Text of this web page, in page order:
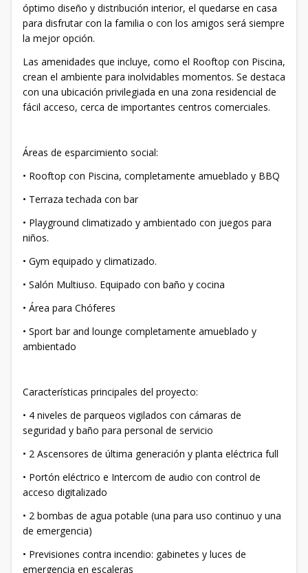
óptimo diseño y distribución interior, el quedarse en casa
para disfrutar con la familia o con los amigos será siempre
la mejor opción.
Las amenidades que incluye, como el Rooftop con Piscina,
crean el ambiente para inolvidables momentos. Se destaca
con una ubicación privilegiada en una zona residencial de
fácil acceso, cerca de importantes centros comerciales.
Áreas de esparcimiento social:
• Rooftop con Piscina, completamente amueblado y BBQ
• Terraza techada con bar
• Playground climatizado y ambientado con juegos para
niños.
• Gym equipado y climatizado.
• Salón Multiuso. Equipado con baño y cocina
• Área para Chóferes
• Sport bar and lounge completamente amueblado y
ambientado
Características principales del proyecto:
• 4 niveles de parqueos vigilados con cámaras de
seguridad y baño para personal de servicio
• 2 Ascensores de última generación y planta eléctrica full
• Portón eléctrico e Intercom de audio con control de
acceso digitalizado
• 2 bombas de agua potable (una para uso continuo y una
de emergencia)
• Previsiones contra incendio: gabinetes y luces de
emergencia en escaleras